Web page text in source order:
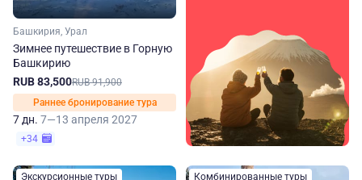
Башкирия, Урал
Зимнее путешествие в Горную
Башкирию
RUB 83,500RUB 91,900
Раннее бронирование тура
7 дн. 7—13 апреля 2027
+34
Экскурсионные туры
Комбинированные туры